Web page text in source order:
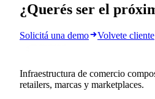
¿Querés ser el
Solicitá una demo Volvete cliente
Infraestructura de comercio
retailers, marcas y marketplaces.